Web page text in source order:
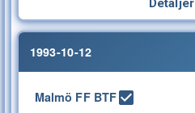
1993-10-12
Malmö FF BTF